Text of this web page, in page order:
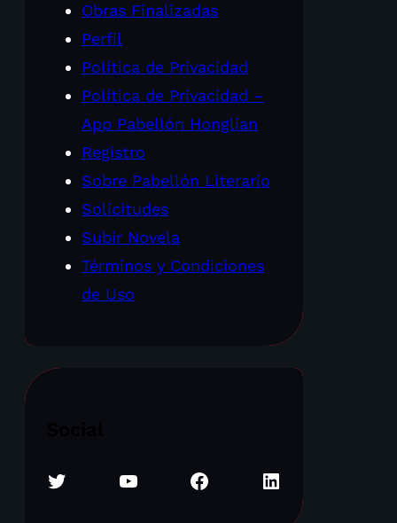
Obras Finalizadas
Perfil
Política de Privacidad
Política de Privacidad –
App Pabellón Honglian
Registro
Sobre Pabellón Literario
Solicitudes
Subir Novela
Términos y Condiciones
de Uso
Twitter YouTube Facebook LinkedIn